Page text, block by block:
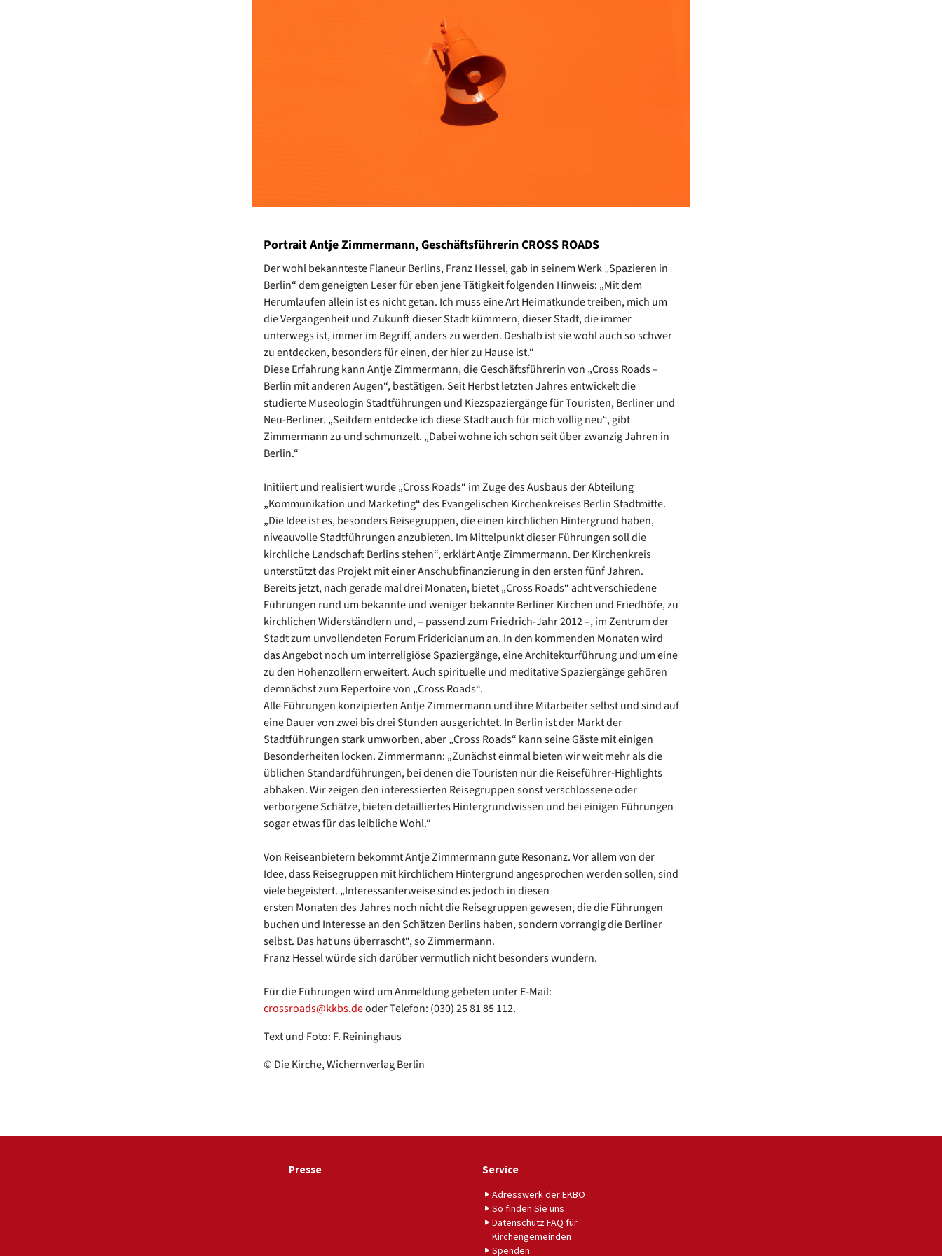
Portrait Antje Zimmermann, Geschäftsführerin CROSS ROADS
Der wohl bekannteste Flaneur Berlins, Franz Hessel, gab in seinem Werk „Spazieren in
Berlin“ dem geneigten Leser für eben jene Tätigkeit folgenden Hinweis: „Mit dem
Herumlaufen allein ist es nicht getan. Ich muss eine Art Heimatkunde treiben, mich um
die Vergangenheit und Zukunft dieser Stadt kümmern, dieser Stadt, die immer
unterwegs ist, immer im Begriff, anders zu werden. Deshalb ist sie wohl auch so schwer
zu entdecken, besonders für einen, der hier zu Hause ist.“
Diese Erfahrung kann Antje Zimmermann, die Geschäftsführerin von „Cross Roads –
Berlin mit anderen Augen“, bestätigen. Seit Herbst letzten Jahres entwickelt die
studierte Museologin Stadtführungen und Kiezspaziergänge für Touristen, Berliner und
Neu-Berliner. „Seitdem entdecke ich diese Stadt auch für mich völlig neu“, gibt
Zimmermann zu und schmunzelt. „Dabei wohne ich schon seit über zwanzig Jahren in
Berlin.“
Initiiert und realisiert wurde „Cross Roads“ im Zuge des Ausbaus der Abteilung
„Kommunikation und Marketing“ des Evangelischen Kirchenkreises Berlin Stadtmitte.
„Die Idee ist es, besonders Reisegruppen, die einen kirchlichen Hintergrund haben,
niveauvolle Stadtführungen anzubieten. Im Mittelpunkt dieser Führungen soll die
kirchliche Landschaft Berlins stehen“, erklärt Antje Zimmermann. Der Kirchenkreis
unterstützt das Projekt mit einer Anschubfinanzierung in den ersten fünf Jahren.
Bereits jetzt, nach gerade mal drei Monaten, bietet „Cross Roads“ acht verschiedene
Führungen rund um bekannte und weniger bekannte Berliner Kirchen und Friedhöfe, zu
kirchlichen Widerständlern und, – passend zum Friedrich-Jahr 2012 –, im Zentrum der
Stadt zum unvollendeten Forum Fridericianum an. In den kommenden Monaten wird
das Angebot noch um interreligiöse Spaziergänge, eine Architekturführung und um eine
zu den Hohenzollern erweitert. Auch spirituelle und meditative Spaziergänge gehören
demnächst zum Repertoire von „Cross Roads“.
Alle Führungen konzipierten Antje Zimmermann und ihre Mitarbeiter selbst und sind auf
eine Dauer von zwei bis drei Stunden ausgerichtet. In Berlin ist der Markt der
Stadtführungen stark umworben, aber „Cross Roads“ kann seine Gäste mit einigen
Besonderheiten locken. Zimmermann: „Zunächst einmal bieten wir weit mehr als die
üblichen Standardführungen, bei denen die Touristen nur die Reiseführer-Highlights
abhaken. Wir zeigen den interessierten Reisegruppen sonst verschlossene oder
verborgene Schätze, bieten detailliertes Hintergrundwissen und bei einigen Führungen
sogar etwas für das leibliche Wohl.“
Von Reiseanbietern bekommt Antje Zimmermann gute Resonanz. Vor allem von der
Idee, dass Reisegruppen mit kirchlichem Hintergrund angesprochen werden sollen, sind
viele begeistert. „Interessanterweise sind es jedoch in diesen
ersten Monaten des Jahres noch nicht die Reisegruppen gewesen, die die Führungen
buchen und Interesse an den Schätzen Berlins haben, sondern vorrangig die Berliner
selbst. Das hat uns überrascht“, so Zimmermann.
Franz Hessel würde sich darüber vermutlich nicht besonders wundern.
Für die Führungen wird um Anmeldung gebeten unter E-Mail:
crossroads@kkbs.deoder Telefon: (030) 25 81 85 112.
Text und Foto: F. Reininghaus
© Die Kirche, Wichernverlag Berlin
Presse Service
Adresswerk der EKBO
So finden Sie uns
Datenschutz FAQ für
Kirchengemeinden
Spenden